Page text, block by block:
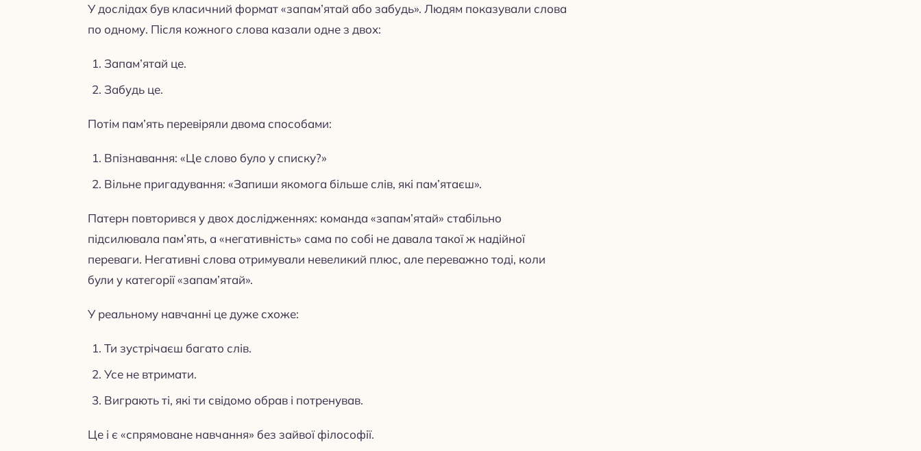
У дослідах був класичний формат «запам’ятай або забудь». Людям показували слова
по одному. Після кожного слова казали одне з двох:
Запам’ятай це.
Забудь це.
Потім пам’ять перевіряли двома способами:
Впізнавання: «Це слово було у списку?»
Вільне пригадування: «Запиши якомога більше слів, які пам’ятаєш».
Патерн повторився у двох дослідженнях: команда «запам’ятай» стабільно
підсилювала пам’ять, а «негативність» сама по собі не давала такої ж надійної
переваги. Негативні слова отримували невеликий плюс, але переважно тоді, коли
були у категорії «запам’ятай».
У реальному навчанні це дуже схоже:
Ти зустрічаєш багато слів.
Усе не втримати.
Виграють ті, які ти свідомо обрав і потренував.
Це і є «спрямоване навчання» без зайвої філософії.